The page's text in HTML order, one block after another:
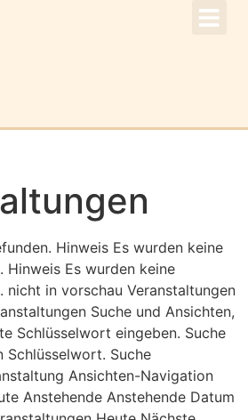
Hinweis Es wurden keine
Hinweis Es wurden keine
nicht in vorschau Veranstaltungen
Suche und Ansichten,
Schlüsselwort eingeben. Suche
Schlüsselwort. Suche
Ansichten-Navigation
Anstehende Anstehende Datum